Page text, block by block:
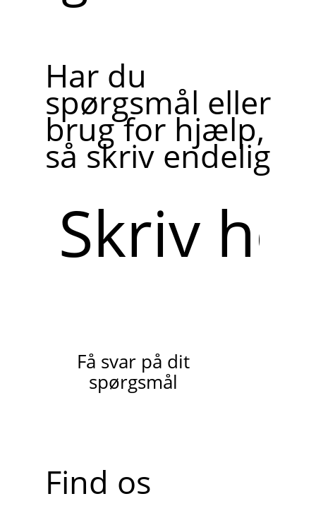
Har du
spørgsmål eller
brug for hjælp,
så skriv endelig
her
Få svar på dit
spørgsmål
Find os